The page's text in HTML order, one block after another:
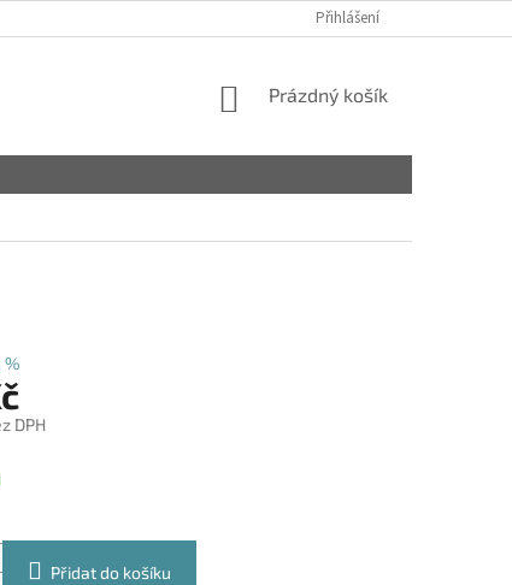
Přihlášení
NÁKUPNÍ
Prázdný košík
%
DPH
Přidat do košíku